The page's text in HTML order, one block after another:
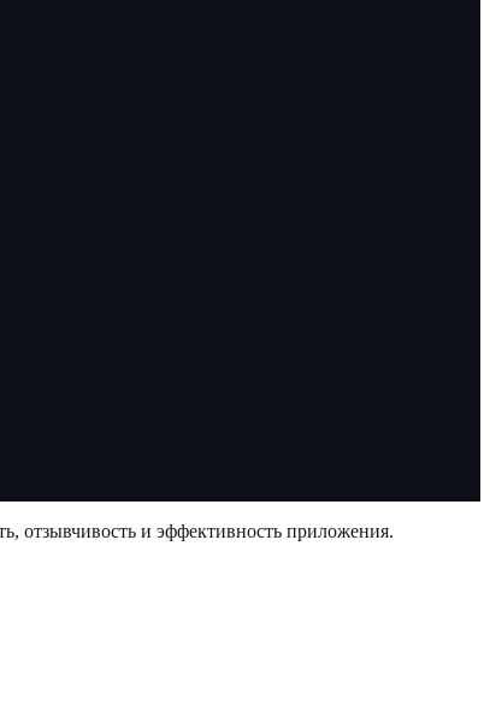
отзывчивость и эффективность приложения.